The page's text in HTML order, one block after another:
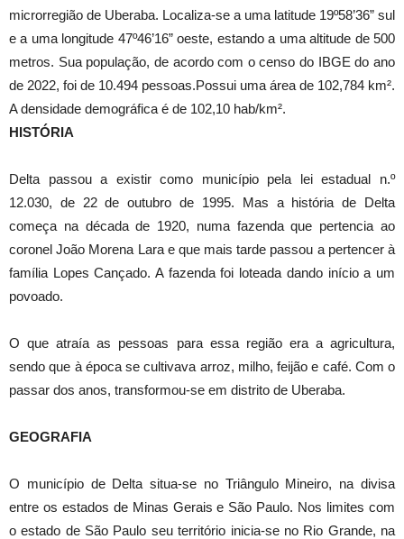
microrregião de Uberaba. Localiza-se a uma latitude 19º58’36” sul
e a uma longitude 47º46’16” oeste, estando a uma altitude de 500
metros. Sua população, de acordo com o censo do IBGE do ano
de 2022, foi de 10.494 pessoas.Possui uma área de 102,784 km².
A densidade demográfica é de 102,10 hab/km².
HISTÓRIA
Delta passou a existir como município pela lei estadual n.º
12.030, de 22 de outubro de 1995. Mas a história de Delta
começa na década de 1920, numa fazenda que pertencia ao
coronel João Morena Lara e que mais tarde passou a pertencer à
família Lopes Cançado. A fazenda foi loteada dando início a um
povoado.
O que atraía as pessoas para essa região era a agricultura,
sendo que à época se cultivava arroz, milho, feijão e café. Com o
passar dos anos, transformou-se em distrito de Uberaba.
GEOGRAFIA
O município de Delta situa-se no Triângulo Mineiro, na divisa
entre os estados de Minas Gerais e São Paulo. Nos limites com
o estado de São Paulo seu território inicia-se no Rio Grande, na